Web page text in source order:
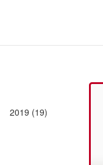
2019 (19)